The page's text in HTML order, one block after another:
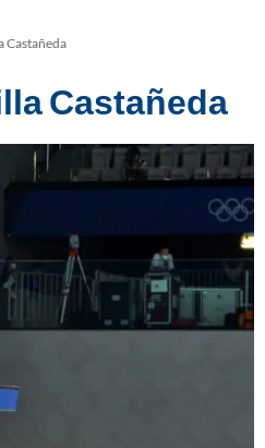
Castañeda
Castañeda